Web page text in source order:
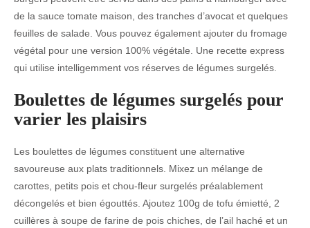
de la sauce tomate maison, des tranches d’avocat et quelques
feuilles de salade. Vous pouvez également ajouter du fromage
végétal pour une version 100% végétale. Une recette express
qui utilise intelligemment vos réserves de légumes surgelés.
Boulettes de légumes surgelés pour
varier les plaisirs
Les boulettes de légumes constituent une alternative
savoureuse aux plats traditionnels. Mixez un mélange de
carottes, petits pois et chou-fleur surgelés préalablement
décongelés et bien égouttés. Ajoutez 100g de tofu émietté, 2
cuillères à soupe de farine de pois chiches, de l’ail haché et un